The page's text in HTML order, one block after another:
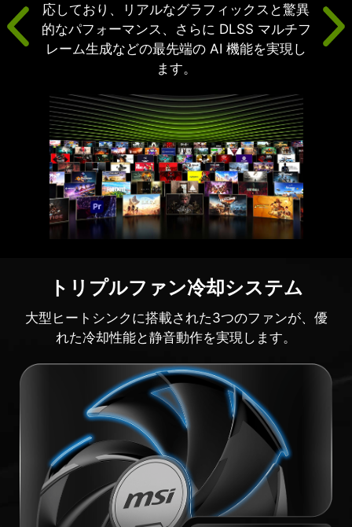
応しており、リアルなグラフィックスと驚異
的なパフォーマンス、さらに DLSS マルチフ
レーム生成などの最先端の AI 機能を実現し
ます。
トリプルファン冷却システム
大型ヒートシンクに搭載された3つのファンが、優
れた冷却性能と静音動作を実現します。